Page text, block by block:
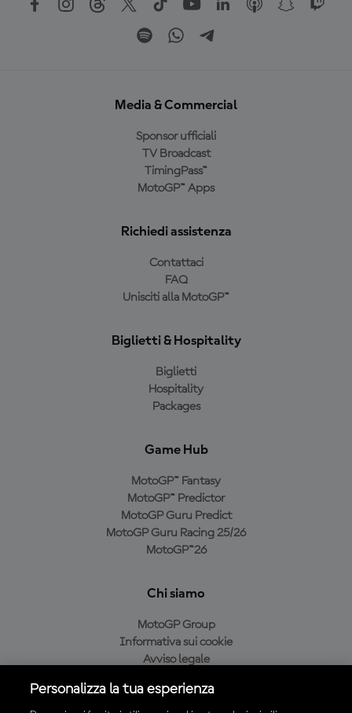
Media & Commercial
Sponsor ufficiali
TV Broadcast
TimingPass™
MotoGP™ Apps
Richiedi assistenza
Contattaci
FAQ
Unisciti alla MotoGP™
Biglietti & Hospitality
Biglietti
Hospitality
Packages
Game Hub
MotoGP™ Fantasy
MotoGP™ Predictor
MotoGP Guru Predict
MotoGP Guru Racing 25/26
MotoGP™26
Chi siamo
MotoGP Group
Informativa sui cookie
Avviso legale
Condizioni di acquisto
Personalizza la tua esperienza